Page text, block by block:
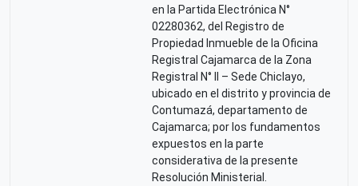
en la Partida Electrónica N°
02280362, del Registro de
Propiedad Inmueble de la Oficina
Registral Cajamarca de la Zona
Registral N° II – Sede Chiclayo,
ubicado en el distrito y provincia de
Contumazá, departamento de
Cajamarca; por los fundamentos
expuestos en la parte
considerativa de la presente
Resolución Ministerial.